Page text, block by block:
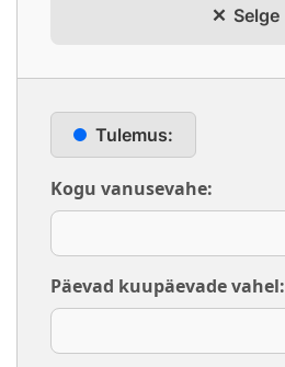
Selge
Tulemus:
Kogu vanusevahe:
Päevad kuupäevade vahel: